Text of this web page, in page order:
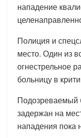
нападение
Полиция и
место. Один из
огнестрельное
больницу в
Подозреваемый
задержан на
нападения пока